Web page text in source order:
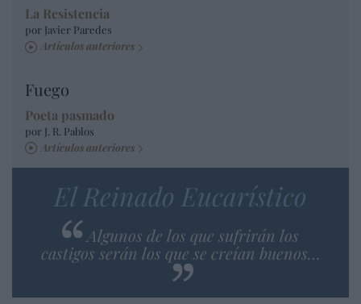
La Resistencia
por Javier Paredes
Artículos anteriores
Fuego
Poeta pasmado
por J. R. Pablos
Artículos anteriores
El Reinado Eucarístico
Algunos de los que sufrirán los
castigos serán los que se creían buenos…